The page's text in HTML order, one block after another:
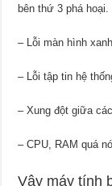
bên thứ 3 phá hoại.
– Lỗi màn hình
– Lỗi tập tin hệ
– Xung đột giữa
– CPU, RAM quá
Vậy máy tính